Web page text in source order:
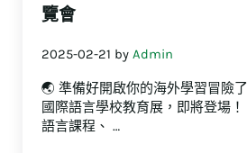
覽會
2025-02-21 byAdmin
🌏 準備好開啟你的海外學習冒險
國際語言學校教育展，即將登場
語言課程、 …